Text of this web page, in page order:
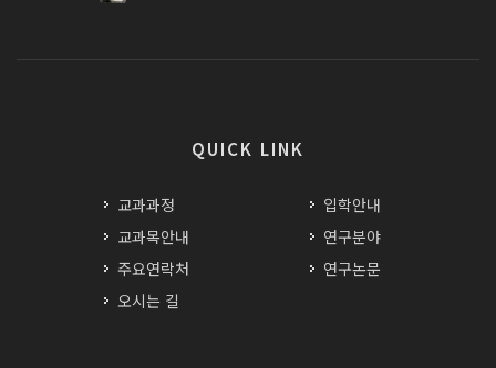
QUICK LINK
교과과정
교과목안내
주요연락처
오시는 길
입학안내
연구분야
연구논문